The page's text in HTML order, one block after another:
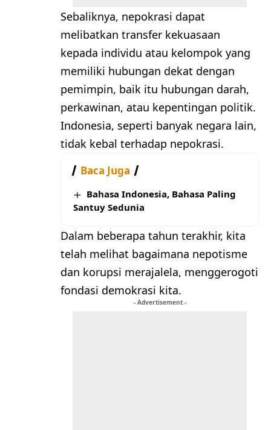
Sebaliknya, nepokrasi dapat
melibatkan transfer kekuasaan
kepada individu atau kelompok yang
memiliki hubungan dekat dengan
pemimpin, baik itu hubungan darah,
perkawinan, atau kepentingan politik.
Indonesia, seperti banyak negara lain,
tidak kebal terhadap nepokrasi.
Baca Juga
Bahasa Indonesia, Bahasa Paling
Santuy Sedunia
Dalam beberapa tahun terakhir, kita
telah melihat bagaimana nepotisme
dan korupsi merajalela, menggerogoti
fondasi demokrasi kita.
- Advertisement -